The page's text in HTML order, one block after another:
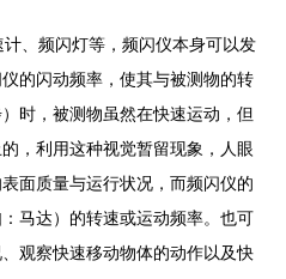
、频闪灯等，频闪仪本身可以发
的闪动频率，使其与被测物的转
时，被测物虽然在快速运动，但
，利用这种视觉暂留现象，人眼
面质量与运行状况，而频闪仪的
马达）的转速或运动频率。也可
观察快速移动物体的动作以及快